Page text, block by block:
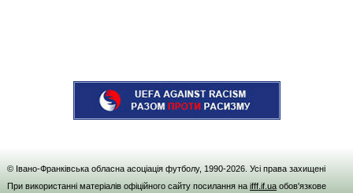
© Івано-Франківська обласна асоціація футболу, 1990-2026. Усі права захищені
При використанні матеріалів офіційного сайту посилання на ifff.if.uaобов'язкове